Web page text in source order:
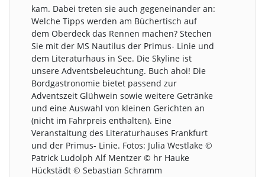
kam. Dabei treten sie auch gegeneinander an:
Welche Tipps werden am Büchertisch auf
dem Oberdeck das Rennen machen? Stechen
Sie mit der MS Nautilus der Primus- Linie und
dem Literaturhaus in See. Die Skyline ist
unsere Adventsbeleuchtung. Buch ahoi! Die
Bordgastronomie bietet passend zur
Adventszeit Glühwein sowie weitere Getränke
und eine Auswahl von kleinen Gerichten an
(nicht im Fahrpreis enthalten). Eine
Veranstaltung des Literaturhauses Frankfurt
und der Primus- Linie. Fotos: Julia Westlake ©
Patrick Ludolph Alf Mentzer © hr Hauke
Hückstädt © Sebastian Schramm